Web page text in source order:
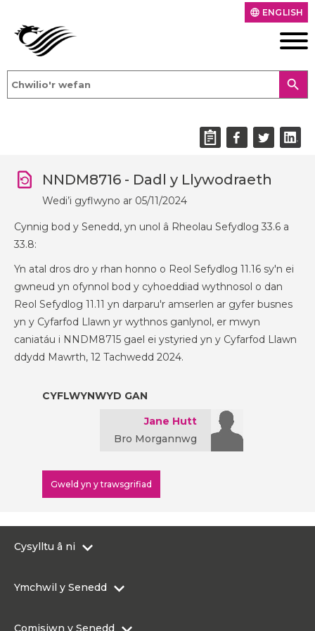
language ENGLISH
search
NNDM8716 - Dadl y Llywodraeth
Wedi’i gyflwyno ar 05/11/2024
Cynnig bod y Senedd, yn unol â Rheolau Sefydlog 33.6 a
33.8:
Yn atal dros dro y rhan honno o Reol Sefydlog 11.16 sy'n ei
gwneud yn ofynnol bod y cyhoeddiad wythnosol o dan
Reol Sefydlog 11.11 yn darparu'r amserlen ar gyfer busnes
yn y Cyfarfod Llawn yr wythnos ganlynol, er mwyn
caniatáu i NNDM8715 gael ei ystyried yn y Cyfarfod Llawn
ddydd Mawrth, 12 Tachwedd 2024.
CYFLWYNWYD GAN
Jane Hutt
Bro Morgannwg
Gweld yn y trawsgrifiad
Cysylltu â ni
Cysylltu â Senedd Cymru
Ymchwil y Senedd
Comisiwn y Senedd